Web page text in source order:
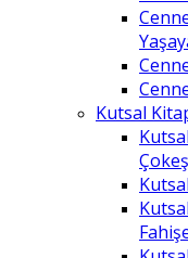
Kutsal